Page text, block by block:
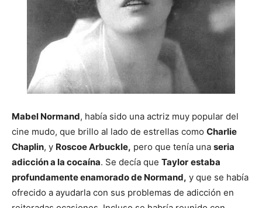
Mabel Normand, había sido una actriz muy popular del
cine mudo, que brillo al lado de estrellas como Charlie
Chaplin, y Roscoe Arbuckle, pero que tenía una seria
adicción a la cocaína. Se decía que Taylor estaba
profundamente enamorado de Normand, y que se había
ofrecido a ayudarla con sus problemas de adicción en